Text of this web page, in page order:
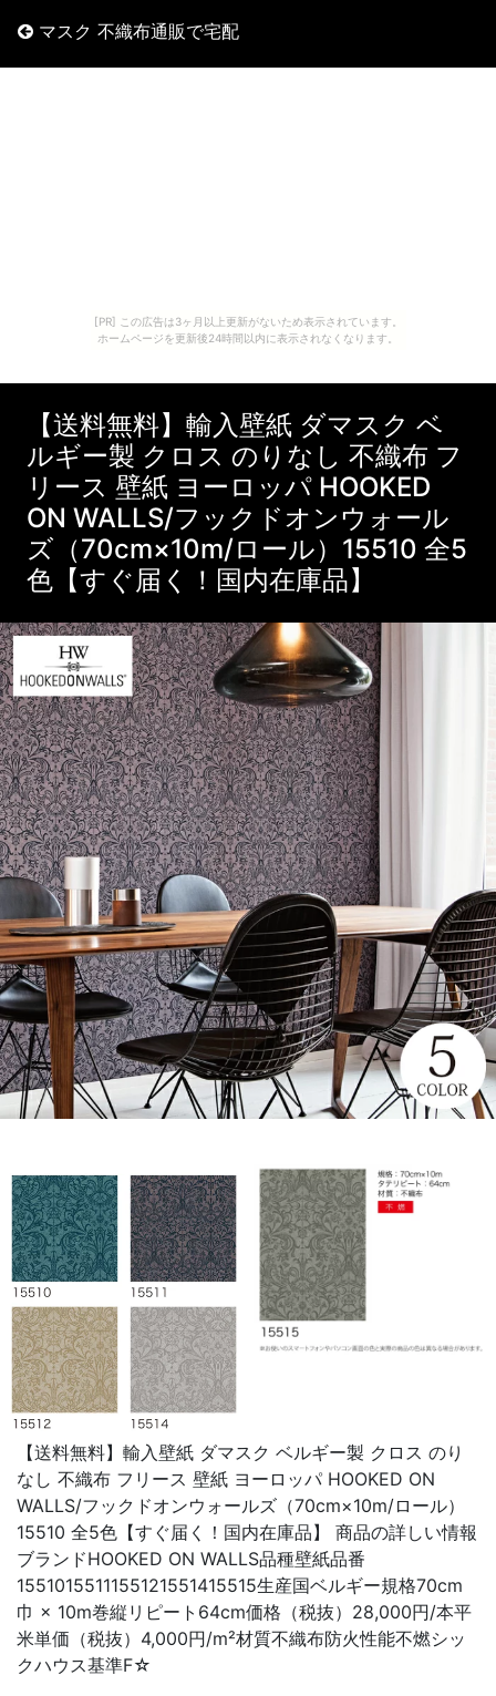
[PR] この広告は3ヶ月以上更新がないため表示されています。
ホームページを更新後24時間以内に表示されなくなります。
マスク 不織布通販で宅配
【送料無料】輸入壁紙 ダマスク ベ
ルギー製 クロス のりなし 不織布 フ
リース 壁紙 ヨーロッパ HOOKED
ON WALLS/フックドオンウォール
ズ（70cm×10m/ロール）15510 全5
色【すぐ届く！国内在庫品】
【送料無料】輸入壁紙 ダマスク ベルギー製 クロス のり
なし 不織布 フリース 壁紙 ヨーロッパ HOOKED ON
WALLS/フックドオンウォールズ（70cm×10m/ロール）
15510 全5色【すぐ届く！国内在庫品】 商品の詳しい情報
ブランドHOOKED ON WALLS品種壁紙品番
1551015511155121551415515生産国ベルギー規格70cm
巾 × 10m巻縦リピート64cm価格（税抜）28,000円/本平
米単価（税抜）4,000円/m²材質不織布防火性能不燃シッ
クハウス基準F☆